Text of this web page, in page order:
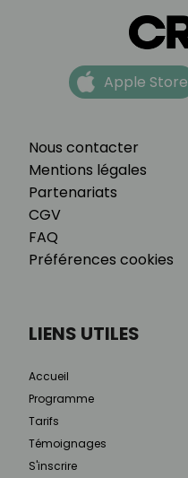
Nous contacter
Mentions légales
Partenariats
CGV
FAQ
Préférences cookies
Apple Store
LIENS UTILES
Accueil
Programme
Tarifs
Témoignages
S'inscrire